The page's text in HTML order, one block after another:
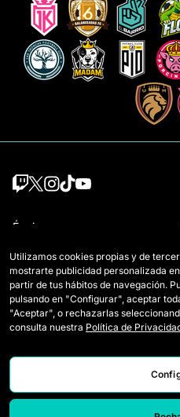
Équipes
Joueuses Draft
Wildcards
Matchs
Simulateur
Utilizamos cookies propias y de
mostrarte publicidad personalizada
partir de tus hábitos de navegación.
pulsando en "Configurar", aceptar
"Aceptar", o rechazarlas
consulta nuestra Política de